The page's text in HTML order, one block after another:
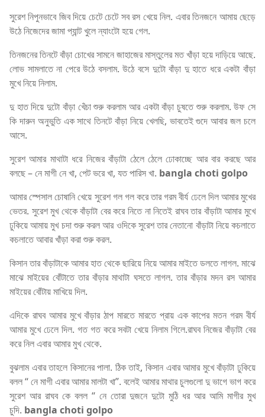
সুরেশ নিপুনভাবে জিব দিয়ে চেটে চেটে সব রস খেয়ে নিল. এবার তিনজনে আমায় ছেড়ে
উঠে নিজেদের জামা প্যান্ট খুলে ন্যাংটো হয়ে গেল.
তিনজনের তিনটে বাঁড়া চোখের সামনে জাহাজের মাস্তুলের মত খাঁড়া হয়ে দাড়িয়ে আছে.
লোভ সামলাতে না পেরে উঠে বসলাম. উঠে বসে দুটো বাঁড়া দু হাতে ধরে একটা বাঁড়া
মুখে নিয়ে নিলাম.
দু হাত দিয়ে দুটো বাঁড়া খেঁচা শুরু করলাম আর একটা বাঁড়া চুষতে শুরু করলাম. উফ সে
কি দারুন অনুভুতি এক সাথে তিনটে বাঁড়া নিয়ে খেলছি, ভাবতেই গুদে আবার জল চলে
আসে.
সুরেশ আমার মাথাটা ধরে নিজের বাঁড়াটা ঠেলে ঠেলে ঢোকাচ্ছে আর বার করছে আর
বলছে – নে মাগী নে খা, পেট ভরে খা, যত পারিস খা. bangla choti golpo
আমার স্পেসাল চোষানি খেয়ে সুরেশ গল গল করে তার গরম বীর্য ঢেলে দিল আমার মুখের
ভেতর. সুরেশ মুখ থেকে বাঁড়াটা বের করে নিতে না নিতেই রাঘব তার বাঁড়াটা আমার মুখে
ঢুকিয়ে আমায় মুখ চদা শুরু করল আর ওদিকে সুরেশ তার নেতানো বাঁড়াটা নিয়ে কচলাতে
কচলাতে আবার খাঁড়া করা শুরু করল.
কিসান তার বাঁড়াটাকে আমার হাত থেকে ছারিয়ে নিয়ে আমার মাইতে ডলতে লাগল. মাঝে
মাঝে মাইয়ের বোঁটাতে তার বাঁড়ার মাথাটা ঘসতে লাগল. তার বাঁড়ার মদন রস আমার
মাইয়ের বোঁটায় মাখিয়ে দিল.
এদিকে রাঘব আমার মুখে বাঁড়ার ঠাপ মারতে মারতে প্রায় এক কাপের মতন গরম বীর্য
আমার মুখে ঢেলে দিল. গত গত করে সবটা খেয়ে নিলাম গিলে.রাঘব নিজের বাঁড়াটা বের
করে নিল এবার আমার মুখ থেকে.
বুঝলাম এবার তাহলে কিসানের পালা. ঠিক তাই, কিসান এবার আমার মুখে বাঁড়াটা ঢুকিয়ে
বলল “ নে মাগী এবার আমার মালটা খা”. বলেই আমার মাথার চুলগুলো দু ভাগে ভাগ করে
সুরেশ আর রাঘব কে বলল “ নে তোরা দুজনে দুটো মুঠি ধর আর আমি মাগীর মুখ
চুদি. bangla choti golpo